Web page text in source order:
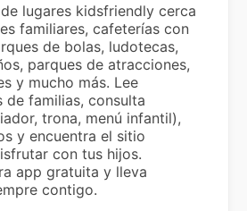
lugares kidsfriendly cerca
familiares, cafeterías con
de bolas, ludotecas,
parques de atracciones,
y mucho más. Lee
de familias, consulta
trona, menú infantil),
y encuentra el sitio
con tus hijos.
app gratuita y lleva
contigo.